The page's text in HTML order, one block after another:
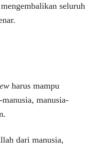
seluruh
harus mampu
manusia-
dari manusia,